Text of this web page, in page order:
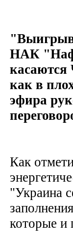
НАК
касаются
как в
эфира
Как
"Украина
которые и